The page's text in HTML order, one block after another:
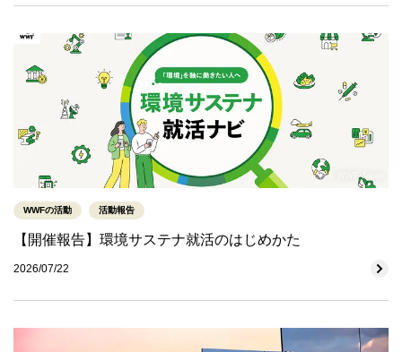
© WWF-Japan
WWFの活動 活動報告
【開催報告】環境サステナ就活のはじめかた
2026/07/22